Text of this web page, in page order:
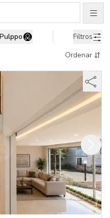
Edo. de México
Filtros
Ordenar